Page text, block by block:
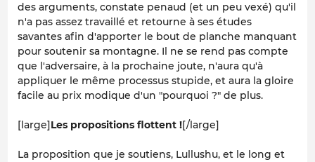
des arguments, constate penaud (et un peu vexé) qu'il
n'a pas assez travaillé et retourne à ses études
savantes afin d'apporter le bout de planche manquant
pour soutenir sa montagne. Il ne se rend pas compte
que l'adversaire, à la prochaine joute, n'aura qu'à
appliquer le même processus stupide, et aura la gloire
facile au prix modique d'un "pourquoi ?" de plus.
[large] Les propositions flottent ![/large]
La proposition que je soutiens, Lullushu, et le long et